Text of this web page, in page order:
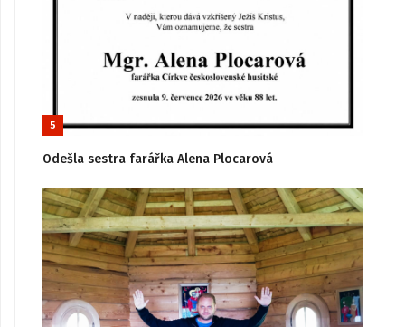
5
Odešla sestra farářka Alena Plocarová